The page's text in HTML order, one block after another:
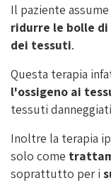
Il paziente assume
ridurre le bolle di
dei tessuti.
Questa terapia
l'ossigeno ai
tessuti
Inoltre la terapia
solo come
soprattutto per i